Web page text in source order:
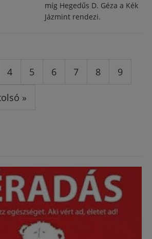
míg Hegedűs D. Géza a Kék
Jázmint rendezi.
4 5 6 7 8 9
»